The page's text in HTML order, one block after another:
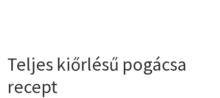
Teljes kiőrlésű pogácsa
recept